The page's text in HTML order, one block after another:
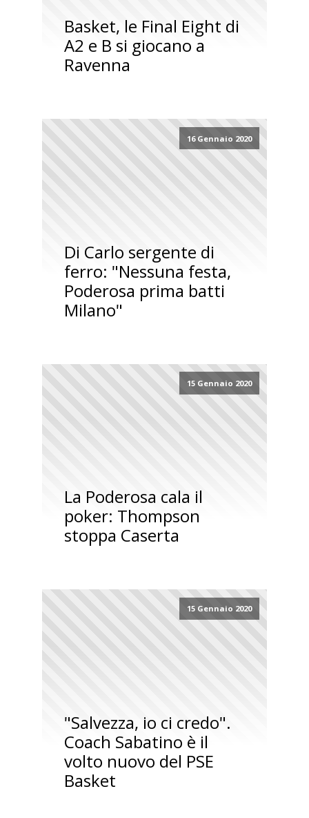
Basket, le Final Eight di
A2 e B si giocano a
Ravenna
16 Gennaio 2020
Di Carlo sergente di
ferro: "Nessuna festa,
Poderosa prima batti
Milano"
15 Gennaio 2020
La Poderosa cala il
poker: Thompson
stoppa Caserta
15 Gennaio 2020
"Salvezza, io ci credo".
Coach Sabatino è il
volto nuovo del PSE
Basket